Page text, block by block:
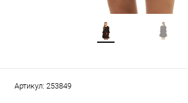
Артикул: 253849